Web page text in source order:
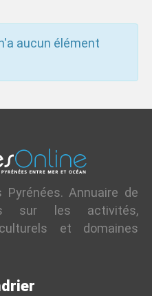
aucun élément
Annuaire de
sur les activités,
et domaines